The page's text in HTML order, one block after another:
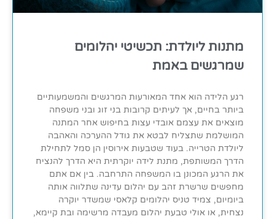
מתנות ליולדת: תכשיטי יהלומים
שמרגשים באמת
רגע הלידה הוא אחד המאורעות המרגשים והמשמעותיים
ביותר בחיים, אך לעיתים קרובות בני זוג ובני משפחה
מוצאים את עצמם אובדי עצות בחיפוש אחר המתנה
המושלמת שתצליח לבטא את גודל ההערכה והאהבה
ליולדת הטרייה. בעוד שטבעות אירוסין הן סמל לתחילת
הדרך המשותפת, מתנת לידה יוקרתית היא הדרך להנציח
את הרגע המכונן בו המשפחה התרחבה. בין אם אתם
מחפשים שרשרת זהב עם יהלום עדינה שתלווה אותה
ביומיום, צמיד טניס יהלומים קלאסי שמשדר יוקרה
נצחית, או אולי טבעת יהלום מעבדה מרשימה ובת קיימא,